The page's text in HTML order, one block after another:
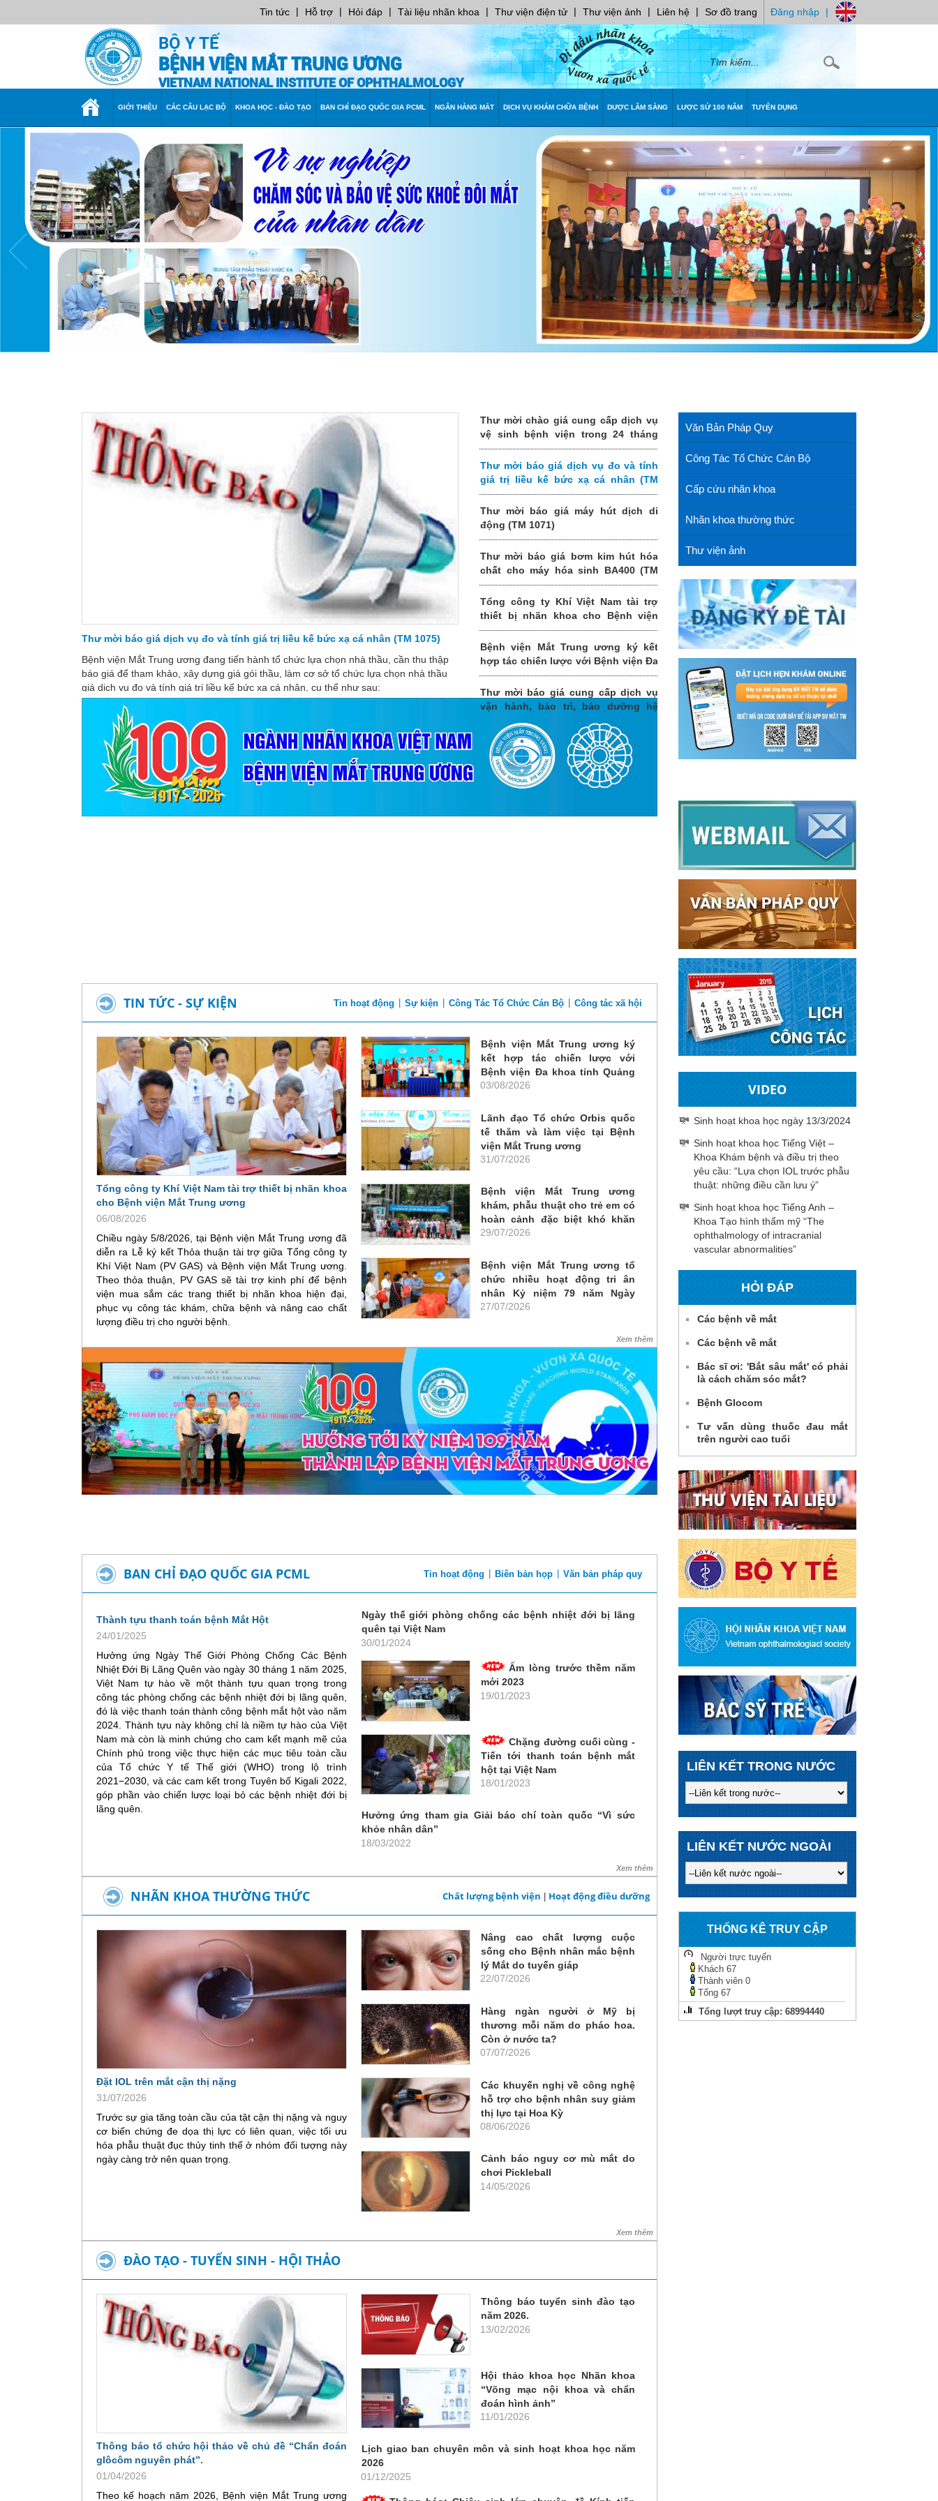
Tin tức | Hỗ trợ | Hỏi đáp | Tài liệu nhãn khoa | Thư viện điện tử | Thư viện ảnh | Liên hệ | Sơ đồ trang Đăng nhập |
BỘ Y TẾ
BỆNH VIỆN MẮT TRUNG ƯƠNG
VIETNAM NATIONAL INSTITUTE OF OPHTHALMOLOGY
TRANG GIỚI THIỆU CÁC CÂU LẠC BỘ KHOA HỌC - ĐÀO TẠO BAN CHỈ ĐẠO QUỐC GIA PCML NGÂN HÀNG MẮT DỊCH VỤ KHÁM CHỮA BỆNH DƯỢC LÂM SÀNG LƯỢC SỬ 100 NĂM TUYỂN DỤNG
Thư mời báo giá dịch vụ đo và tính giá trị liều kế bức xạ cá nhân (TM 1075)
Bệnh viện Mắt Trung ương đang tiến hành tổ chức lựa chọn nhà thầu, cần thu thập
báo giá để tham khảo, xây dựng giá gói thầu, làm cơ sở tổ chức lựa chọn nhà thầu
giá dịch vụ đo và tính giá trị liều kế bức xạ cá nhân, cụ thể như sau:
Thư mời chào giá cung cấp dịch vụ
vệ sinh bệnh viện trong 24 tháng
(2026-2028) của Bệnh viện Mắt Trung
ương (TM 1077)
Thư mời báo giá dịch vụ đo và tính
giá trị liều kế bức xạ cá nhân (TM
1075)
Thư mời báo giá máy hút dịch di
động (TM 1071)
Thư mời báo giá bơm kim hút hóa
chất cho máy hóa sinh BA400 (TM
1070)
Tổng công ty Khí Việt Nam tài trợ
thiết bị nhãn khoa cho Bệnh viện
Mắt Trung ương
Bệnh viện Mắt Trung ương ký kết
hợp tác chiến lược với Bệnh viện Đa
khoa tỉnh Quảng Ninh
Thư mời báo giá cung cấp dịch vụ
vận hành, bảo trì, bảo dưỡng hệ
thống xử lý nước thải trong thời
gian 1 năm (12 tháng) giai đoạn
2026-2027 của Bệnh viện Mắt Trung
ương.
TIN TỨC - SỰ KIỆN Tin hoạt động Sự kiện Công Tác Tổ Chức Cán Bộ Công tác xã hội
Tổng công ty Khí Việt Nam tài trợ thiết bị nhãn khoa
cho Bệnh viện Mắt Trung ương
06/08/2026
Chiều ngày 5/8/2026, tại Bệnh viện Mắt Trung ương đã
diễn ra Lễ ký kết Thỏa thuận tài trợ giữa Tổng công ty
Khí Việt Nam (PV GAS) và Bệnh viện Mắt Trung ương.
Theo thỏa thuận, PV GAS sẽ tài trợ kinh phí để bệnh
viện mua sắm các trang thiết bị nhãn khoa hiện đại,
phục vụ công tác khám, chữa bệnh và nâng cao chất
lượng điều trị cho người bệnh.
Bệnh viện Mắt Trung ương ký
kết hợp tác chiến lược với
Bệnh viện Đa khoa tỉnh Quảng
Ninh
03/08/2026
Lãnh đạo Tổ chức Orbis quốc
tế thăm và làm việc tại Bệnh
viện Mắt Trung ương
31/07/2026
Bệnh viện Mắt Trung ương
khám, phẫu thuật cho trẻ em có
hoàn cảnh đặc biệt khó khăn
tỉnh Tuyên Quang
29/07/2026
Bệnh viện Mắt Trung ương tổ
chức nhiều hoạt động tri ân
nhân Kỷ niệm 79 năm Ngày
Thương binh, liệt sỹ 27/7
27/07/2026
Xem thêm
BAN CHỈ ĐẠO QUỐC GIA PCML Tin hoạt động Biên bản họp Văn bản pháp quy
Thành tựu thanh toán bệnh Mắt Hột
24/01/2025
Hưởng ứng Ngày Thế Giới Phòng Chống Các Bệnh
Nhiệt Đới Bị Lãng Quên vào ngày 30 tháng 1 năm 2025,
Việt Nam tự hào về một thành tựu quan trọng trong
công tác phòng chống các bệnh nhiệt đới bị lãng quên,
đó là việc thanh toán thành công bệnh mắt hột vào năm
2024. Thành tựu này không chỉ là niềm tự hào của Việt
Nam mà còn là minh chứng cho cam kết mạnh mẽ của
Chính phủ trong việc thực hiện các mục tiêu toàn cầu
của Tổ chức Y tế Thế giới (WHO) trong lộ trình
2021−2030, và các cam kết trong Tuyên bố Kigali 2022,
góp phần vào chiến lược loại bỏ các bệnh nhiệt đới bị
lãng quên.
Ngày thế giới phòng chống các bệnh nhiệt đới bị lãng
quên tại Việt Nam
30/01/2024
Ấm lòng trước thềm năm
mới 2023
19/01/2023
Chặng đường cuối cùng -
Tiến tới thanh toán bệnh mắt
hột tại Việt Nam
18/01/2023
Hưởng ứng tham gia Giải báo chí toàn quốc “Vì sức
khỏe nhân dân”
18/03/2022
Xem thêm
NHÃN KHOA THƯỜNG THỨC Chất lượng bệnh viện Hoạt động điều dưỡng
Đặt IOL trên mắt cận thị nặng
31/07/2026
Trước sự gia tăng toàn cầu của tật cận thị nặng và nguy
cơ biến chứng đe dọa thị lực có liên quan, việc tối ưu
hóa phẫu thuật đục thủy tinh thể ở nhóm đối tượng này
ngày càng trở nên quan trọng.
Nâng cao chất lượng cuộc
sống cho Bệnh nhân mắc bệnh
lý Mắt do tuyến giáp
22/07/2026
Hàng ngàn người ở Mỹ bị
thương mỗi năm do pháo hoa.
Còn ở nước ta?
07/07/2026
Các khuyến nghị về công nghệ
hỗ trợ cho bệnh nhân suy giảm
thị lực tại Hoa Kỳ
08/06/2026
Cảnh báo nguy cơ mù mắt do
chơi Pickleball
14/05/2026
Xem thêm
ĐÀO TẠO - TUYỂN SINH - HỘI THẢO
Thông báo tổ chức hội thảo về chủ đề “Chẩn đoán
glôcôm nguyên phát”.
01/04/2026
Theo kế hoạch năm 2026, Bệnh viện Mắt Trung ương
Thông báo tuyển sinh đào tạo
năm 2026.
13/02/2026
Hội thảo khoa học Nhãn khoa
“Võng mạc nội khoa và chẩn
đoán hình ảnh”
11/01/2026
Lịch giao ban chuyên môn và sinh hoạt khoa học năm
2026
01/12/2025
Văn Bản Pháp Quy
Công Tác Tổ Chức Cán Bộ
Cấp cứu nhãn khoa
Nhãn khoa thường thức
Thư viện ảnh
VIDEO
Sinh hoạt khoa học ngày 13/3/2024
Sinh hoạt khoa học Tiếng Việt –
Khoa Khám bệnh và điều trị theo
yêu cầu: “Lựa chọn IOL trước phẫu
thuật: những điều cần lưu ý”
Sinh hoạt khoa học Tiếng Anh –
Khoa Tạo hình thẩm mỹ “The
ophthalmology of intracranial
vascular abnormalities”
HỎI ĐÁP
Các bệnh về mắt
Các bệnh về mắt
Bác sĩ ơi: 'Bắt sâu mắt' có phải
là cách chăm sóc mắt?
Bệnh Glocom
Tư vấn dùng thuốc đau mắt
trên người cao tuổi
LIÊN KẾT TRONG NƯỚC
LIÊN KẾT NƯỚC NGOÀI
THỐNG KÊ TRUY CẬP
Người trực tuyến
Khách 67
Thành viên 0
Tổng 67
Tổng lượt truy cập: 68994440